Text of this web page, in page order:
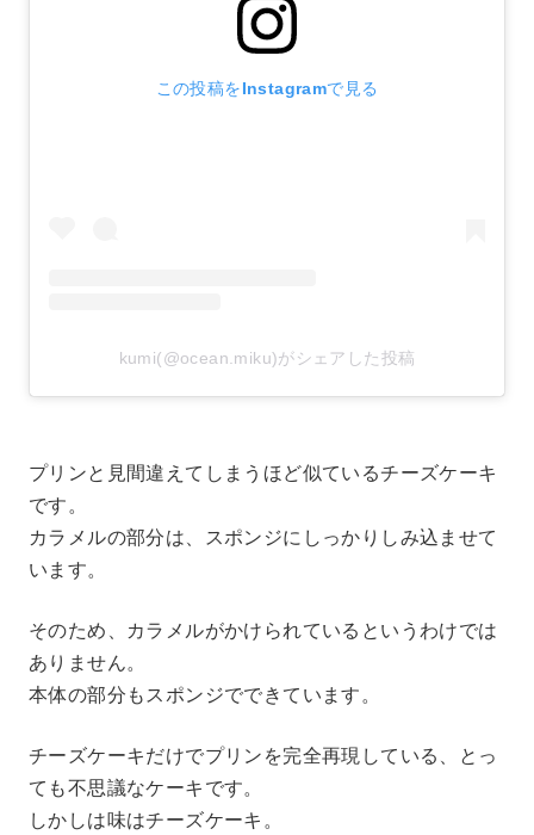
この投稿をInstagramで見る
kumi(@ocean.miku)がシェアした投稿
プリンと見間違えてしまうほど似ているチーズケーキ
です。
カラメルの部分は、スポンジにしっかりしみ込ませて
います。
そのため、カラメルがかけられているというわけでは
ありません。
本体の部分もスポンジでできています。
チーズケーキだけでプリンを完全再現している、とっ
ても不思議なケーキです。
しかしは味はチーズケーキ。